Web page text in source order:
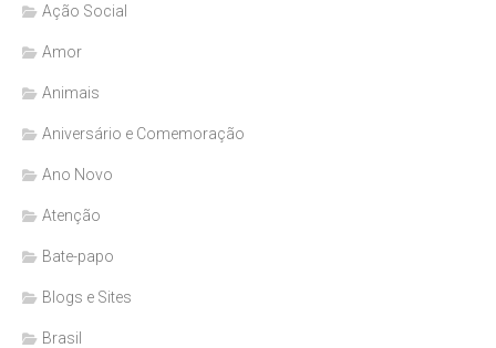
Ação Social
Amor
Animais
Aniversário e Comemoração
Ano Novo
Atenção
Bate-papo
Blogs e Sites
Brasil